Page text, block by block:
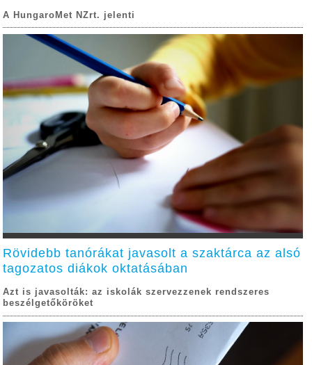
A HungaroMet NZrt. jelenti
Rövidebb tanórákat javasolt a szaktárca az alsó
tagozatos diákok oktatásában
Azt is javasolták: az iskolák szervezzenek rendszeres
beszélgetőköröket